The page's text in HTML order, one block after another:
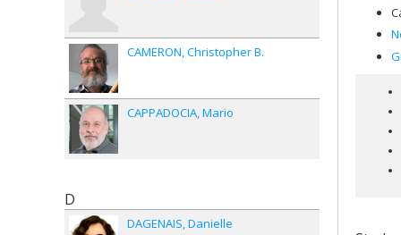
CAMERON Christopher B.
CAPPADOCIA Mario
D
DAGENAIS Danielle